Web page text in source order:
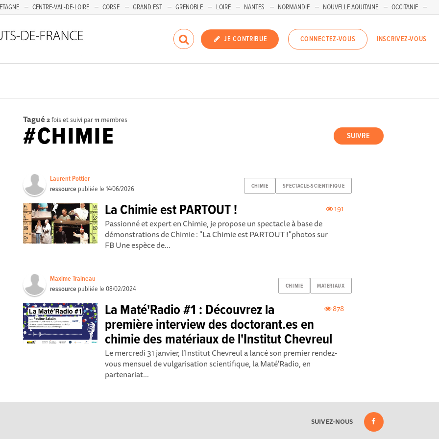
CENTRE-VAL-DE-LOIRE CORSE GRAND EST GRENOBLE LOIRE NANTES NORMANDIE NOUVELLE AQUITAINE
OCCITANIE
JE CONTRIBUE CONNECTEZ-VOUS INSCRIVEZ-VOUS
Tagué 2fois et suivi par11 membres
SUIVRE
#CHIMIE
CHIMIE SPECTACLE-SCIENTIFIQUE
Laurent Pottier
ressource publiée le14/06/2026
191
La Chimie est PARTOUT !
Passionné et expert en Chimie, je propose un spectacle à base de
démonstrations de Chimie : "La Chimie est PARTOUT !"photos sur
FB Une espèce de...
CHIMIE MATERIAUX
Maxime Traineau
ressource publiée le08/02/2024
878
La Maté'Radio #1 : Découvrez la
première interview des doctorant.es en
chimie des matériaux de l'Institut Chevreul
Le mercredi 31 janvier, l’Institut Chevreul a lancé son premier rendez-
vous mensuel de vulgarisation scientifique, la Maté'Radio, en
partenariat...
SUIVEZ-NOUS